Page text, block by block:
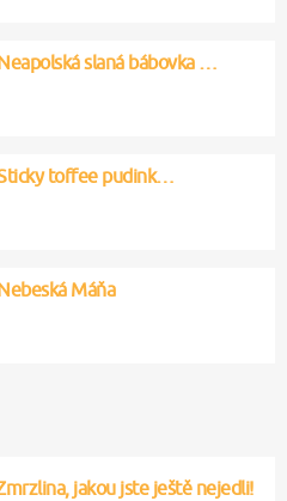
slaná bábovka …
toffee pudink…
Máňa
jakou jste ještě nejedli!